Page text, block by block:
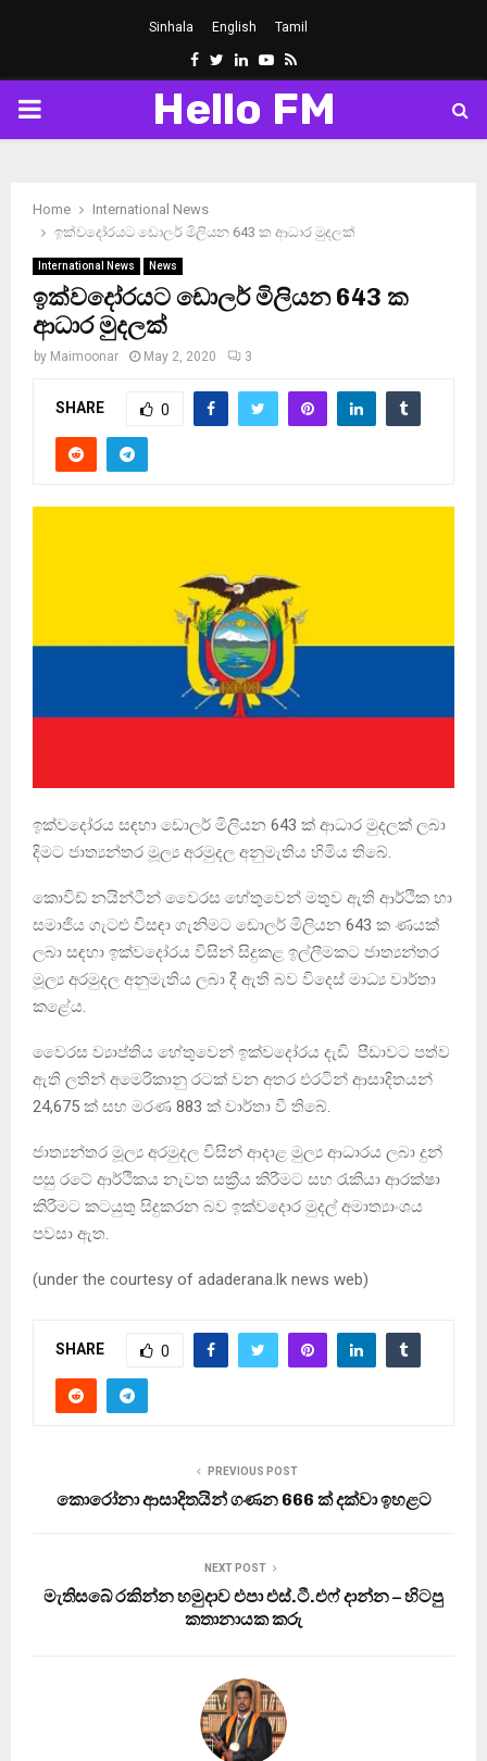
Sinhala English Tamil
Facebook
Twitter
LinkedinYoutube
Rss
PRIMARY
Hello FM
Home
International News
ඉක්වදෝරයට ඩොලර් මිලියන 643 ක ආධාර මුදලක්
International News News
ඉක්වදෝරයට ඩොලර් මිලියන 643 ක
ආධාර මුදලක්
by Maimoonar May 2, 2020 3
SHARE 0
ඉක්වදෝරය සඳහා ඩොලර් මිලියන 643 ක් ආධාර මුදලක් ලබා
දිමට ජාත්‍යන්තර මූල්‍ය අරමුදල අනුමැතිය හිමිය තිබේ.
කොවිඩ් නයින්ටීන් වෛරස හේතුවෙන් මතුව ඇති ආර්ථික හා
සමාජිය ගැටළු විසඳා ගැනිමට ඩොලර් මිලියන 643 ක ණයක්
ලබා සඳහා ඉක්වදෝරය විසින් සිදුකළ ඉල්ලීමකට ජාත්‍යන්තර
මූල්‍ය අරමුදල අනුමැතිය ලබා දී ඇති බව විදෙස් මාධ්‍ය වාර්තා
කළේය.
වෛරස ව්‍යාප්තිය හේතුවෙන් ඉක්වදෝරය දැඩි පීඩාවට පත්ව
ඇති ලතින් අමෙරිකානු රටක් වන අතර එරටින් ආසාදිතයන්
24,675 ක් සහ මරණ 883 ක් වාර්තා වී තිබේ.
ජාත්‍යන්තර මූල්‍ය අරමුදල විසින් ආදාළ මුල්‍ය ආධාරය ලබා දුන්
පසු රටේ ආර්ථිකය නැවත සක්‍රීය කිරීමට සහ රැකියා ආරක්ෂා
කිරීමට කටයුතු සිදුකරන බව ඉක්වදොර මුදල් අමාත්‍යාංශය
පවසා ඇත.
(under the courtesy of adaderana.lk news web)
SHARE 0
PREVIOUS POST
කොරෝනා ආසාදිතයින් ගණන 666 ක් දක්වා ඉහළට
NEXT POST
මැතිසබේ රකින්න හමුදාව එපා එස්.ටී.එෆ් දාන්න – හිටපු
කතානායක කරු